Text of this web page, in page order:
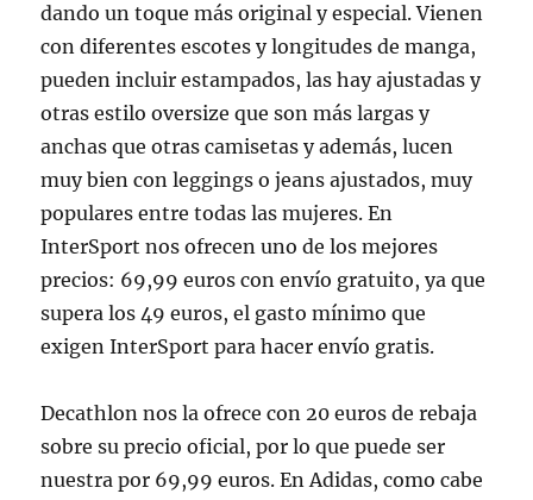
dando un toque más original y especial. Vienen
con diferentes escotes y longitudes de manga,
pueden incluir estampados, las hay ajustadas y
otras estilo oversize que son más largas y
anchas que otras camisetas y además, lucen
muy bien con leggings o jeans ajustados, muy
populares entre todas las mujeres. En
InterSport nos ofrecen uno de los mejores
precios: 69,99 euros con envío gratuito, ya que
supera los 49 euros, el gasto mínimo que
exigen InterSport para hacer envío gratis.
Decathlon nos la ofrece con 20 euros de rebaja
sobre su precio oficial, por lo que puede ser
nuestra por 69,99 euros. En Adidas, como cabe